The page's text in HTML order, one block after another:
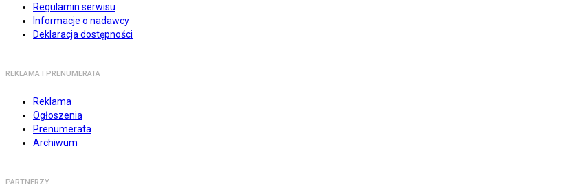
Regulamin serwisu
Informacje o nadawcy
Deklaracja dostępności
REKLAMA I PRENUMERATA
Reklama
Ogłoszenia
Prenumerata
Archiwum
PARTNERZY